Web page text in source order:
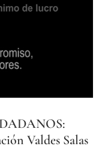
Valdes Salas